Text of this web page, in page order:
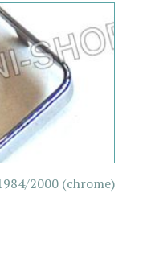
2000 (chrome)